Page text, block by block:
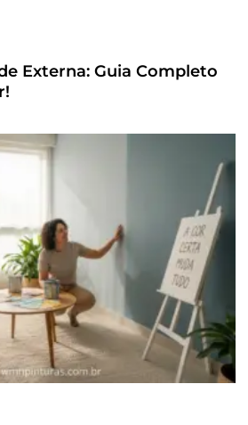
Externa: Guia Completo